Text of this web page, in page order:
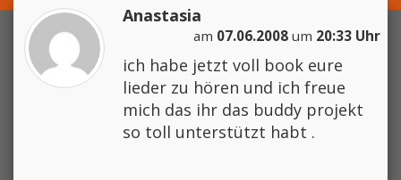
Anastasia
am 07.06.2008 um 20:33 Uhr
ich habe jetzt voll book eure
lieder zu hören und ich freue
mich das ihr das buddy projekt
so toll unterstützt habt .